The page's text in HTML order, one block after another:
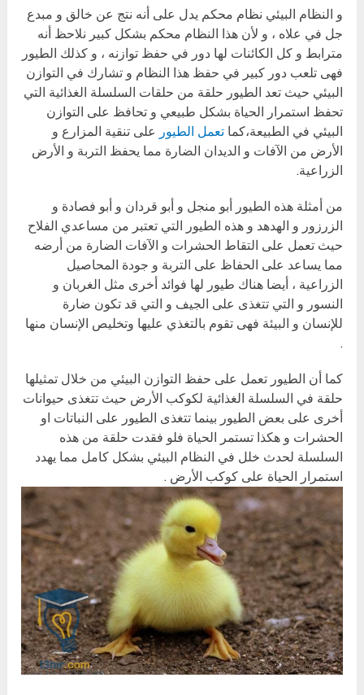
و النظام البيئي نظام محكم يدل على أنه نتج عن خالق و مبدع
جل في علاه ، و لأن هذا النظام محكم بشكل كبير نلاحظ أنه
مترابط و كل الكائنات لها دور في حفظ توازنه ، و كذلك الطيور
فهى تلعب دور كبير في حفظ هذا النظام و تشارك في التوازن
البيئي حيث تعد الطيور حلقة من حلقات السلسلة الغذائية التي
تحفظ استمرار الحياة بشكل طبيعي و تحافظ على التوازن
البيئي في الطبيعة،كماتعمل الطيور على تنقية المزارع و
الأرض من الآفات و الديدان الضارة مما يحفظ التربة و الأرض
الزراعية.
من أمثلة هذه الطيور أبو منجل و أبو قردان و أبو فصادة و
الزرزور و الهدهد و هذه الطيور التي تعتبر من مساعدي الفلاح
حيث تعمل على التقاط الحشرات و الآفات الضارة من أرضه
مما يساعد على الحفاظ على التربة و جودة المحاصيل
الزراعية ، أيضا هناك طيور لها فوائد أخرى مثل الغربان و
النسور و التي تتغذى على الجيف و التي قد تكون ضارة
للإنسان و البيئة فهى تقوم بالتغذي عليها وتخليص الإنسان منها
.
كما أن الطيور تعمل على حفظ التوازن البيئي من خلال تمثيلها
حلقة في السلسلة الغذائية لكوكب الأرض حيث تتغذى حيوانات
أخرى على بعض الطيور بينما تتغذى الطيور على النباتات او
الحشرات و هكذا تستمر الحياة فلو فقدت حلقة من هذه
السلسلة لحدث خلل في النظام البيئي بشكل كامل مما يهدد
استمرار الحياة على كوكب الأرض .